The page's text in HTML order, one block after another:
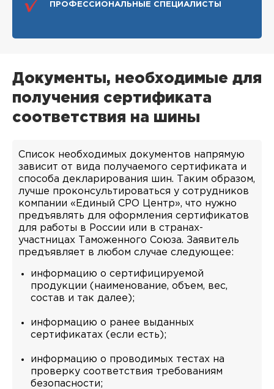
ПРОФЕССИОНАЛЬНЫЕ СПЕЦИАЛИСТЫ
Документы, необходимые для
получения сертификата
соответствия на шины
Список необходимых документов напрямую
зависит от вида получаемого сертификата и
способа декларирования шин. Таким образом,
лучше проконсультироваться у сотрудников
компании «Единый СРО Центр», что нужно
предъявлять для оформления сертификатов
для работы в России или в странах-
участницах Таможенного Союза. Заявитель
предъявляет в любом случае следующее:
информацию о сертифицируемой
продукции (наименование, объем, вес,
состав и так далее);
информацию о ранее выданных
сертификатах (если есть);
информацию о проводимых тестах на
проверку соответствия требованиям
безопасности;